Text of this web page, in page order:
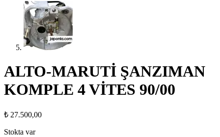
ALTO-MARUTİ ŞANZIMAN
KOMPLE 4 VİTES 90/00
₺ 27.500,00
Stokta var